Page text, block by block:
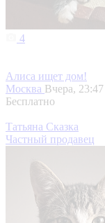
4
Алиса ищет дом!
Москва Вчера, 23:47
Бесплатно
Татьяна Сказка
Частный продавец